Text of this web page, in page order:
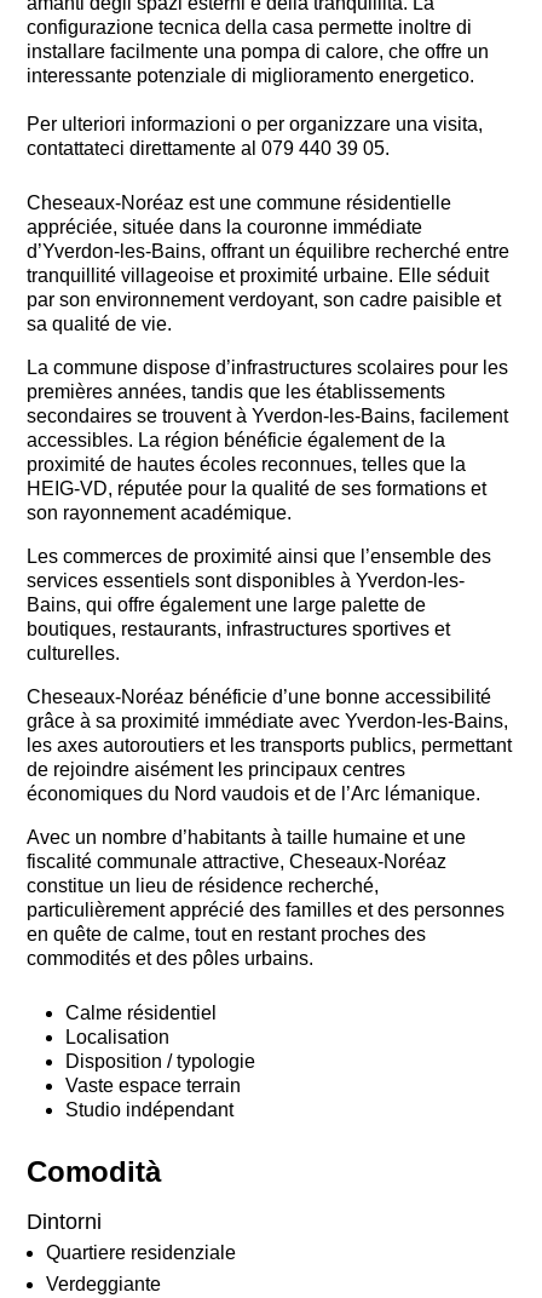
configurazione tecnica della casa permette inoltre di
installare facilmente una pompa di calore, che offre un
interessante potenziale di miglioramento energetico.
Per ulteriori informazioni o per organizzare una visita,
contattateci direttamente al 079 440 39 05.
Cheseaux-Noréaz est une commune résidentielle
appréciée, située dans la couronne immédiate
d’Yverdon-les-Bains, offrant un équilibre recherché entre
tranquillité villageoise et proximité urbaine. Elle séduit
par son environnement verdoyant, son cadre paisible et
sa qualité de vie.
La commune dispose d’infrastructures scolaires pour les
premières années, tandis que les établissements
secondaires se trouvent à Yverdon-les-Bains, facilement
accessibles. La région bénéficie également de la
proximité de hautes écoles reconnues, telles que la
HEIG-VD, réputée pour la qualité de ses formations et
son rayonnement académique.
Les commerces de proximité ainsi que l’ensemble des
services essentiels sont disponibles à Yverdon-les-
Bains, qui offre également une large palette de
boutiques, restaurants, infrastructures sportives et
culturelles.
Cheseaux-Noréaz bénéficie d’une bonne accessibilité
grâce à sa proximité immédiate avec Yverdon-les-Bains,
les axes autoroutiers et les transports publics, permettant
de rejoindre aisément les principaux centres
économiques du Nord vaudois et de l’Arc lémanique.
Avec un nombre d’habitants à taille humaine et une
fiscalité communale attractive, Cheseaux-Noréaz
constitue un lieu de résidence recherché,
particulièrement apprécié des familles et des personnes
en quête de calme, tout en restant proches des
commodités et des pôles urbains.
Calme résidentiel
Localisation
Disposition / typologie
Vaste espace terrain
Studio indépendant
Comodità
Dintorni
Quartiere residenziale
Verdeggiante